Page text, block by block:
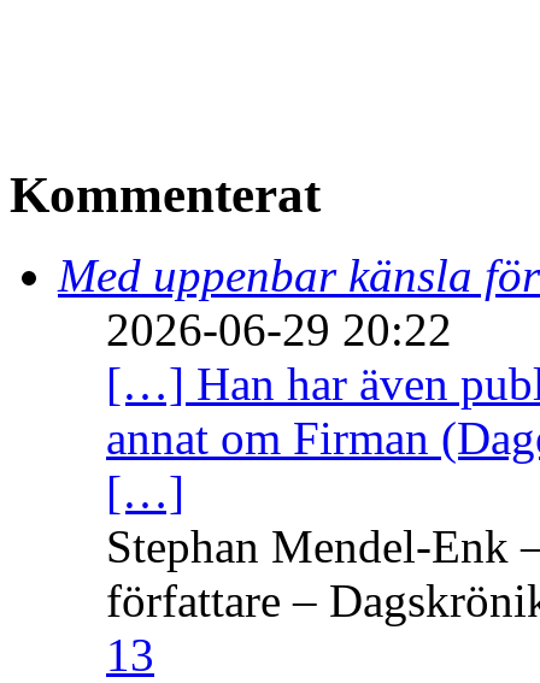
Kommenterat
Med uppenbar känsla
2026-06-29 20:22
[…] Han har även
annat om Firman
[…]
Stephan Mendel-Enk
författare –
13